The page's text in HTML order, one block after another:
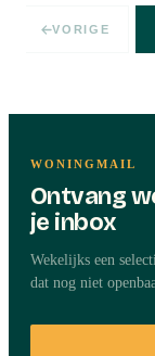
VORIGE
WONINGMAIL
Ontvang
je inbox
Wekelijks een
dat nog niet